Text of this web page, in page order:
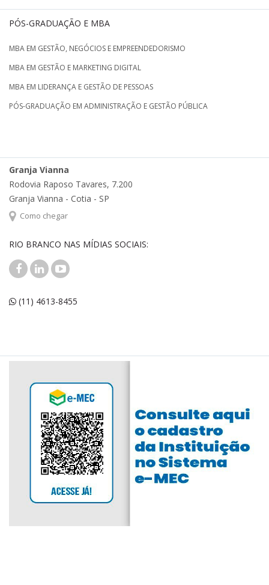
PÓS-GRADUAÇÃO E MBA
MBA EM GESTÃO, NEGÓCIOS E EMPREENDEDORISMO
MBA EM GESTÃO E MARKETING DIGITAL
MBA EM LIDERANÇA E GESTÃO DE PESSOAS
PÓS-GRADUAÇÃO EM ADMINISTRAÇÃO E GESTÃO PÚBLICA
Granja Vianna
Rodovia Raposo Tavares, 7.200
Granja Vianna - Cotia - SP
Como chegar
RIO BRANCO NAS MÍDIAS SOCIAIS:
(11) 4613-8455